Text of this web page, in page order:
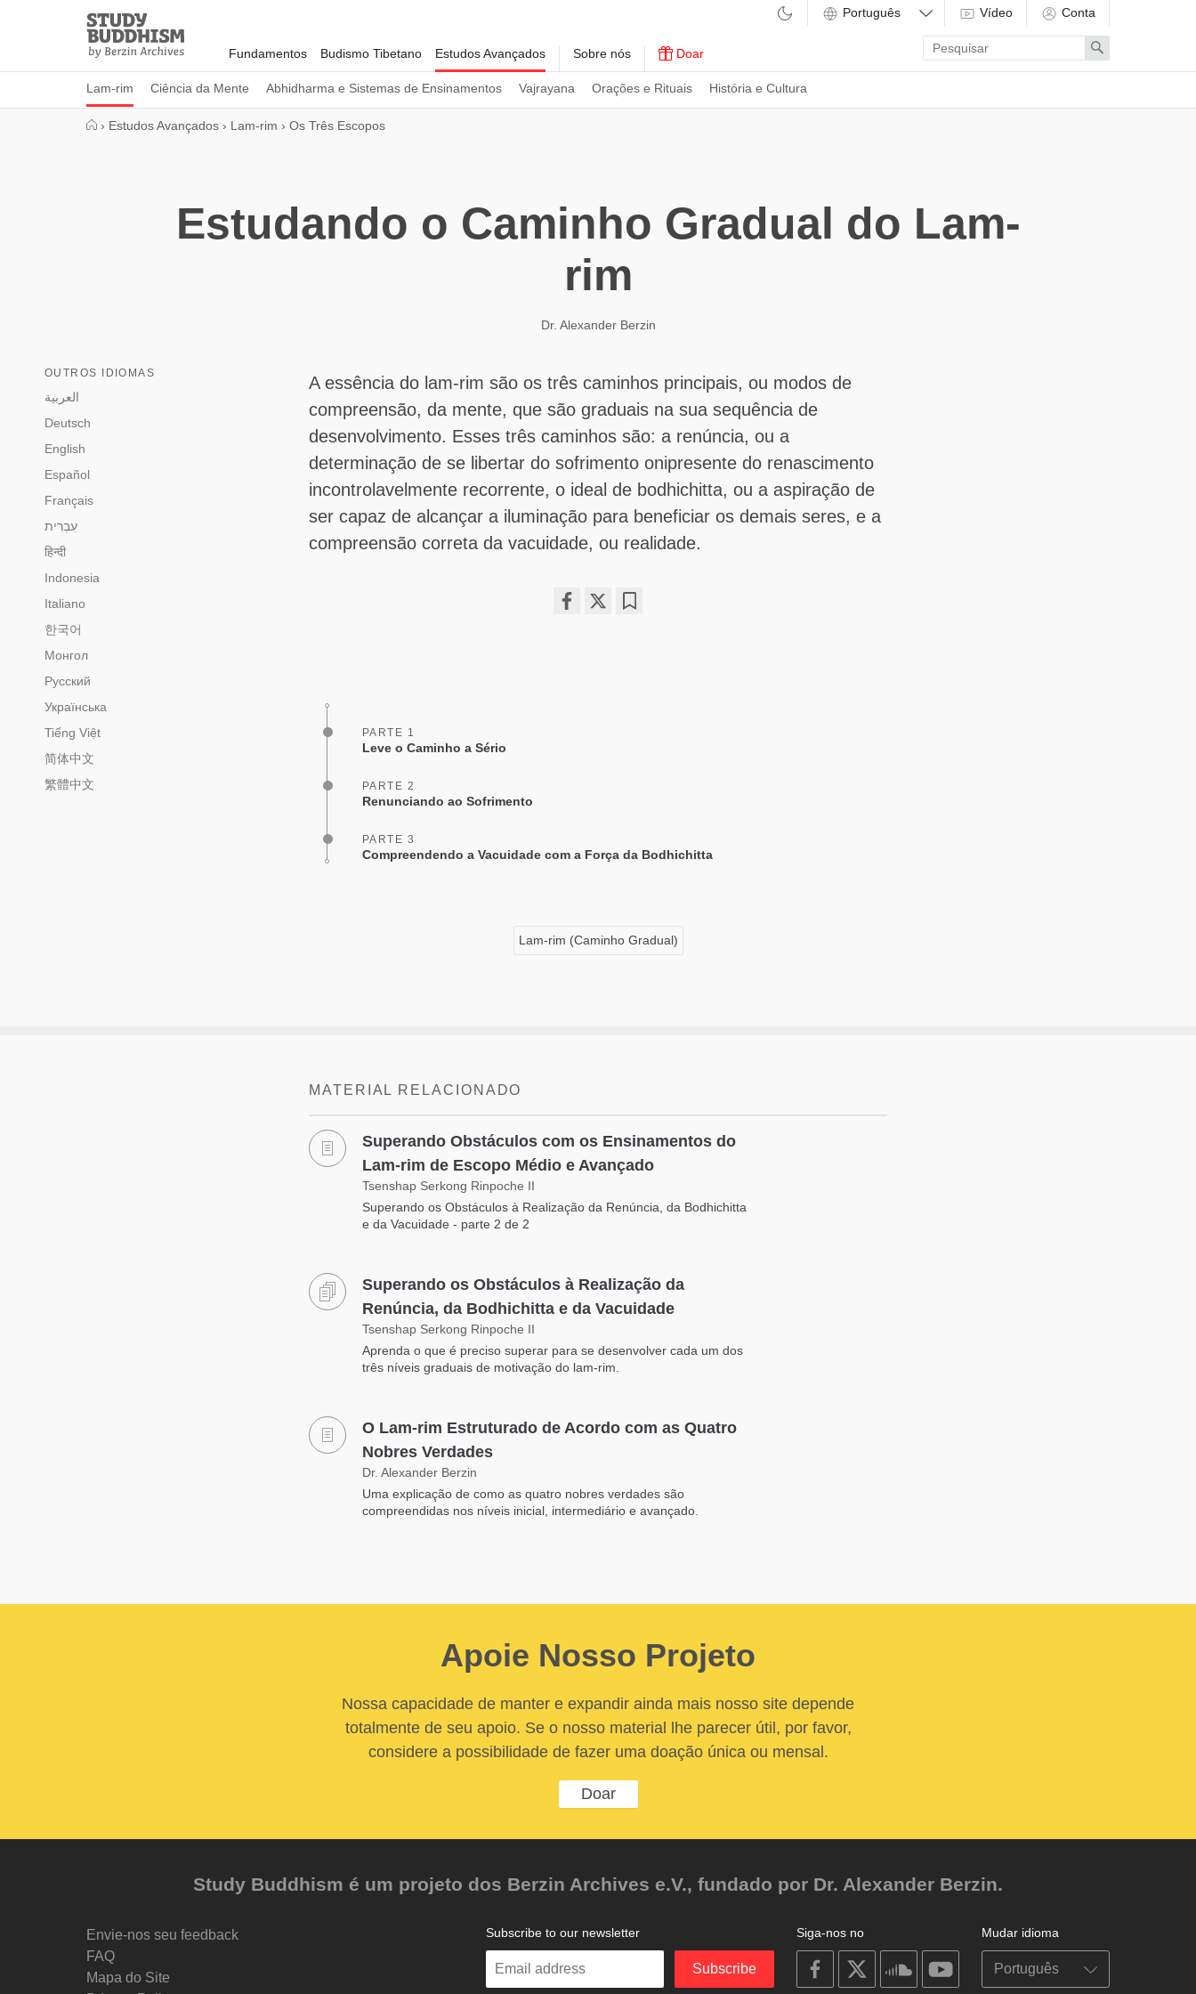
Study
Buddhism
Home
Fundamentos Budismo Tibetano Estudos Avançados
Lam-rim Ciência da Mente Abhidharma e Sistemas de Ensinamentos Vajrayana Orações e Rituais História e Cultura
Sobre nós Doar
Vídeo Conta
Enter
search
term
Search
› Estudos Avançados › Lam-rim › Os Três Escopos
Estudando o Caminho Gradual do Lam-
rim
Dr. Alexander Berzin
OUTROS IDIOMAS
العربية
Deutsch
English
Español
Français
हिन्दी
Indonesia
Italiano
한국어
Монгол
Русский
Українська
Tiếng Việt
简体中文
繁體中文
A essência do lam-rim são os três caminhos principais, ou modos de
compreensão, da mente, que são graduais na sua sequência de
desenvolvimento. Esses três caminhos são: a renúncia, ou a
determinação de se libertar do sofrimento onipresente do renascimento
incontrolavelmente recorrente, o ideal de bodhichitta, ou a aspiração de
ser capaz de alcançar a iluminação para beneficiar os demais seres, e a
compreensão correta da vacuidade, ou realidade.
PARTE 1
Leve o Caminho a Sério
PARTE 2
Renunciando ao Sofrimento
PARTE 3
Compreendendo a Vacuidade com a Força da Bodhichitta
Lam-rim (Caminho Gradual)
MATERIAL RELACIONADO
Superando Obstáculos com os Ensinamentos do
Lam-rim de Escopo Médio e Avançado
Tsenshap Serkong Rinpoche II
Superando os Obstáculos à Realização da Renúncia, da Bodhichitta
e da Vacuidade - parte 2 de 2
Superando os Obstáculos à Realização da
Renúncia, da Bodhichitta e da Vacuidade
Tsenshap Serkong Rinpoche II
Aprenda o que é preciso superar para se desenvolver cada um dos
três níveis graduais de motivação do lam-rim.
O Lam-rim Estruturado de Acordo com as Quatro
Nobres Verdades
Dr. Alexander Berzin
Uma explicação de como as quatro nobres verdades são
compreendidas nos níveis inicial, intermediário e avançado.
Apoie Nosso Projeto
Nossa capacidade de manter e expandir ainda mais nosso site depende
totalmente de seu apoio. Se o nosso material lhe parecer útil, por favor,
considere a possibilidade de fazer uma doação única ou mensal.
Doar
Study Buddhism é um projeto dos Berzin Archives e.V., fundado por Dr. Alexander Berzin.
Envie-nos seu feedback
FAQ
Mapa do Site
Mudar idioma
Siga-nos no
on
facebook
on
on
soundcloudyoutube
Subscribe to our newsletter
Enter
Subscribe